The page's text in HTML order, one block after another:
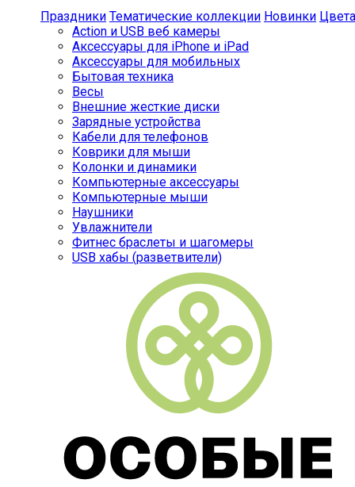
Праздники Тематические коллекции Новинки Цвета
Action и USB веб камеры
Аксессуары для iPhone и iPad
Аксессуары для мобильных
Бытовая техника
Весы
Внешние жесткие диски
Зарядные устройства
Кабели для телефонов
Коврики для мыши
Колонки и динамики
Компьютерные аксессуары
Компьютерные мыши
Наушники
Увлажнители
Фитнес браслеты и шагомеры
USB хабы (разветвители)